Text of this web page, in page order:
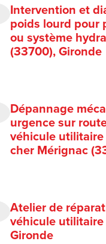
Intervention et
poids lourd pour
ou système
(33700), Gironde
Dépannage
urgence sur
véhicule
cher Mérignac
Atelier de
véhicule
Gironde